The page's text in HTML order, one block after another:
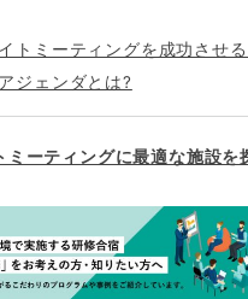
トミーティングを成功させ
ジェンダとは?
ミーティングに最適な施設を